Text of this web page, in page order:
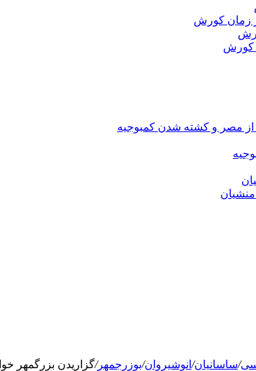
زمان کورش
کورش
از مصر و کشته شدن کمبوجیه
/ساسانیان/ انوشیروان/بوزرجمهر/گزاریدن بزرگمهر